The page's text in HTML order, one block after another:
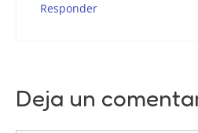
Responder
Deja un